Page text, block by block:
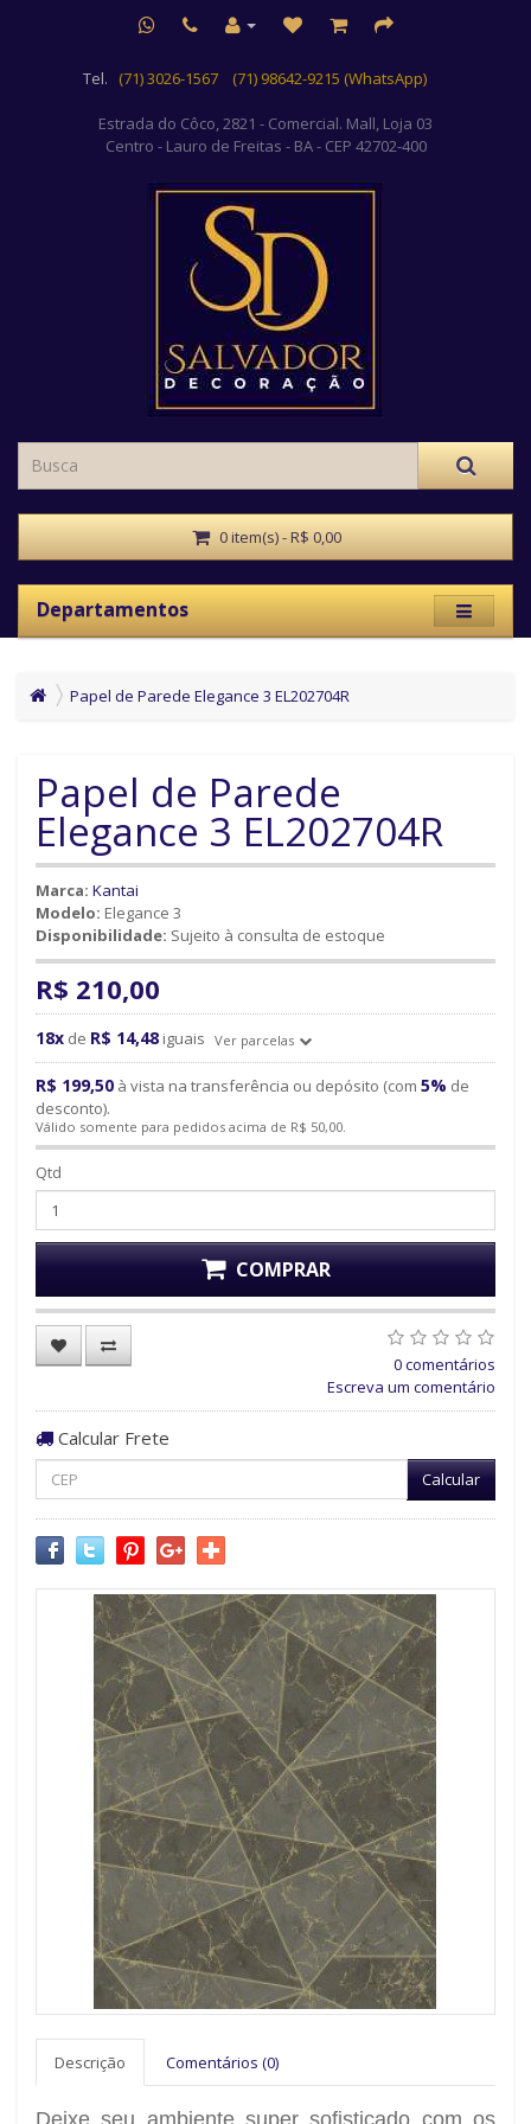
Tel. (71) 3026-1567 (71) 98642-9215 (WhatsApp)
Estrada do Côco, 2821 - Comercial. Mall, Loja 03
Centro - Lauro de Freitas - BA - CEP 42702-400
0 item(s) - R$ 0,00
Departamentos
Papel de Parede Elegance 3 EL202704R
Papel de Parede
Elegance 3 EL202704R
Marca: Kantai
Modelo: Elegance 3
Disponibilidade: Sujeito à consulta de estoque
R$ 210,00
18x de R$ 14,48 iguais Ver parcelas
R$ 199,50 à vista na transferência ou depósito (com 5% de
desconto).
Válido somente para pedidos acima de R$ 50,00.
Qtd
COMPRAR
0 comentários
Escreva um comentário
Calcular Frete
Calcular
Descrição Comentários (0)